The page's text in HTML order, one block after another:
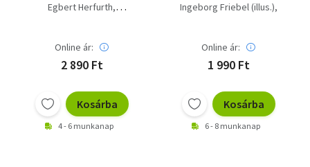
Egbert Herfurth
Online ár:
2 890 Ft
Kosárba
4 - 6 munkanap
Ingeborg Friebel (illus.)
Online ár:
1 990 Ft
Kosárba
6 - 8 munkanap